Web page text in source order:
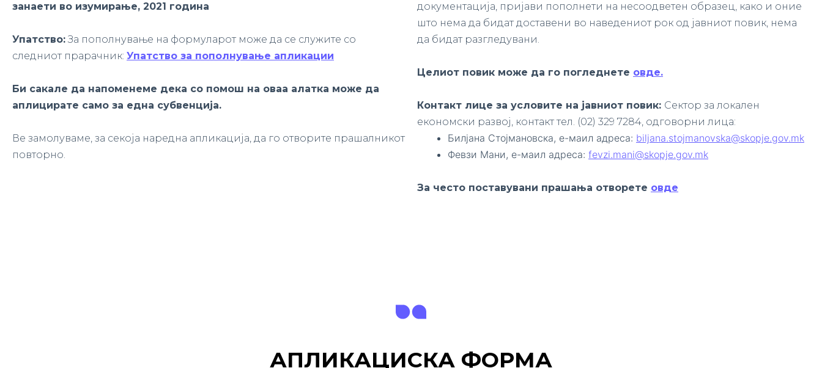
занаети во изумирање, 2021 година
Упатство:За пополнување на формуларот може да се служите со
следниот прарачник: Упатство за пополнување апликации
Би сакале да напоменеме дека со помош на оваа алатка може да
аплицирате само за една субвенција.
Ве замолуваме, за секоја наредна апликација, да го отворите прашалникот
повторно.
документација, пријави пополнети на несоодветен образец, како и оние
што нема да бидат доставени во наведениот рок од јавниот повик, нема
да бидат разгледувани.
Целиот повик може да го погледнете овде.
Контакт лице за условите на јавниот повик: Сектор за локален
економски развој, контакт тел. (02) 329 7284, одговорни лица:
Билјана Стојмановска, е-маил адреса: biljana.stojmanovska@skopje.gov.mk
Февзи Мани, е-маил адреса: fevzi.mani@skopje.gov.mk
За често поставувани прашања отворете овде
АПЛИКАЦИСКА ФОРМА